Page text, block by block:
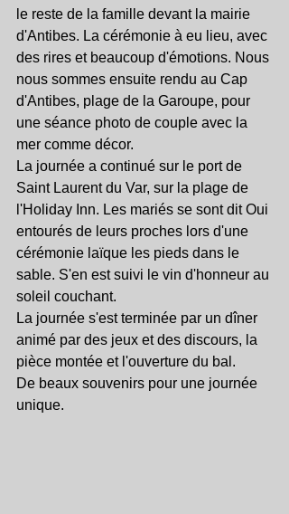
le reste de la famille devant la mairie
d'Antibes. La cérémonie à eu lieu, avec
des rires et beaucoup d'émotions. Nous
nous sommes ensuite rendu au Cap
d'Antibes, plage de la Garoupe, pour
une séance photo de couple avec la
mer comme décor.
La journée a continué sur le port de
Saint Laurent du Var, sur la plage de
l'Holiday Inn. Les mariés se sont dit Oui
entourés de leurs proches lors d'une
cérémonie laïque les pieds dans le
sable. S'en est suivi le vin d'honneur au
soleil couchant.
La journée s'est terminée par un dîner
animé par des jeux et des discours, la
pièce montée et l'ouverture du bal.
De beaux souvenirs pour une journée
unique.